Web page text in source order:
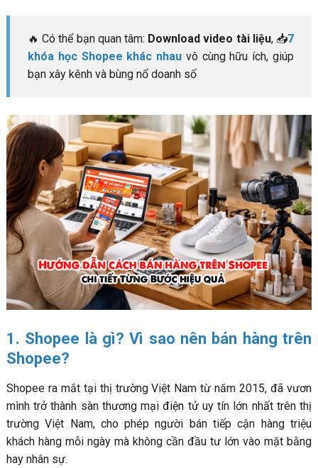
4. Mẹo tối ưu hiệu quả bán hàng trên Shopee cho người
mới (Tăng trưởng đơn hàng bền vững 2026)
hiển thị)
4.2. Sử dụng hình ảnh sản phẩm chất lượng cao (Tăng
CTR và tỷ lệ chuyển đổi)
4.3. Kích hoạt các chương trình ưu đãi nội sàn (Tăng
hiển thị miễn phí)
4.4. Chạy quảng cáo đấu thầu từ khóa Shopee (Tăng
hiển thị có kiểm soát)
4.5. Phản hồi chat và đánh giá khách hàng nhanh
chóng (Tăng uy tín shop)
4.6. Kết hợp Shopee Feed và Livestream định kỳ (Tăng
traffic miễn phí)
5. Nguồn hàng bán Shopee – yếu tố quyết định lợi nhuận
và khả năng cạnh tranh
6. Những lỗi khiến shop Shopee không có đơn và cách
khắc phục hiệu quả (Người mới bắt buộc phải biết)
6.1. Lỗi chọn sai sản phẩm kinh doanh (Sai từ gốc →
khó có đơn)
6.2. Lỗi không hiểu khách hàng mục tiêu (Sai insight →
không chốt được đơn)
🔥 Có thể bạn quan tâm: Download video tài liệu, 📥7
khóa học Shopee khác nhau vô cùng hữu ích, giúp
bạn xây kênh và bùng nổ doanh số
1. Shopee là gì? Vì sao nên bán hàng trên
Shopee?
Shopee ra mắt tại thị trường Việt Nam từ năm 2015, đã vươn
mình trở thành sàn thương mại điện tử uy tín lớn nhất trên thị
trường Việt Nam, cho phép người bán tiếp cận hàng triệu
khách hàng mỗi ngày mà không cần đầu tư lớn vào mặt bằng
hay nhân sự.